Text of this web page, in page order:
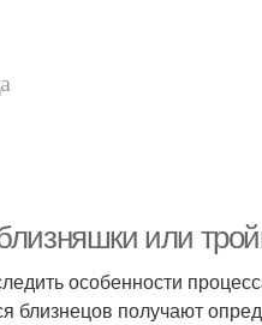
или
особенности
близнецов получают